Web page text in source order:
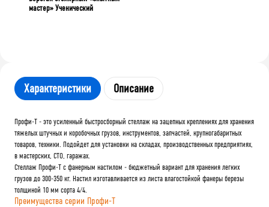
мастер» Ученический
Характеристики Описание
Профи-Т - это усиленный быстросборный стеллаж на зацепных креплениях для хранения
тяжелых штучных и коробочных грузов, инструментов, запчастей, крупногабаритных
товаров, техники. Подойдет для установки на складах, производственных предприятиях,
в мастерских, СТО, гаражах.
Стеллаж Профи-Т с фанерным настилом - бюджетный вариант для хранения легких
грузов до 300-350 кг. Настил изготавливается из листа влагостойкой фанеры березы
толщиной 10 мм сорта 4/4.
Преимущества серии Профи-Т